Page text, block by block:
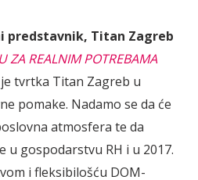
predstavnik, Titan Zagreb
ZA REALNIM POTREBAMA
tvrtka Titan Zagreb u
pomake. Nadamo se da će
atmosfera te da
u gospodarstvu RH i u 2017.
i fleksibilošću DOM-